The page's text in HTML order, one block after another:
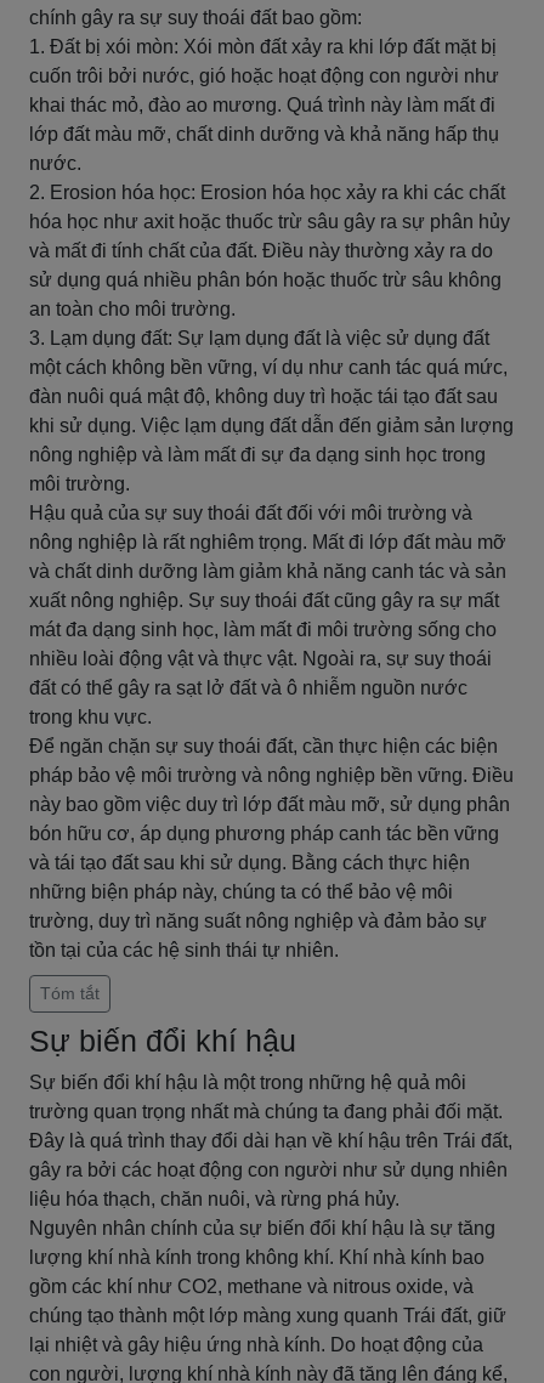
chính gây ra sự suy thoái đất bao gồm:
1. Đất bị xói mòn: Xói mòn đất xảy ra khi lớp đất mặt bị
cuốn trôi bởi nước, gió hoặc hoạt động con người như
khai thác mỏ, đào ao mương. Quá trình này làm mất đi
lớp đất màu mỡ, chất dinh dưỡng và khả năng hấp thụ
nước.
2. Erosion hóa học: Erosion hóa học xảy ra khi các chất
hóa học như axit hoặc thuốc trừ sâu gây ra sự phân hủy
và mất đi tính chất của đất. Điều này thường xảy ra do
sử dụng quá nhiều phân bón hoặc thuốc trừ sâu không
an toàn cho môi trường.
3. Lạm dụng đất: Sự lạm dụng đất là việc sử dụng đất
một cách không bền vững, ví dụ như canh tác quá mức,
đàn nuôi quá mật độ, không duy trì hoặc tái tạo đất sau
khi sử dụng. Việc lạm dụng đất dẫn đến giảm sản lượng
nông nghiệp và làm mất đi sự đa dạng sinh học trong
môi trường.
Hậu quả của sự suy thoái đất đối với môi trường và
nông nghiệp là rất nghiêm trọng. Mất đi lớp đất màu mỡ
và chất dinh dưỡng làm giảm khả năng canh tác và sản
xuất nông nghiệp. Sự suy thoái đất cũng gây ra sự mất
mát đa dạng sinh học, làm mất đi môi trường sống cho
nhiều loài động vật và thực vật. Ngoài ra, sự suy thoái
đất có thể gây ra sạt lở đất và ô nhiễm nguồn nước
trong khu vực.
Để ngăn chặn sự suy thoái đất, cần thực hiện các biện
pháp bảo vệ môi trường và nông nghiệp bền vững. Điều
này bao gồm việc duy trì lớp đất màu mỡ, sử dụng phân
bón hữu cơ, áp dụng phương pháp canh tác bền vững
và tái tạo đất sau khi sử dụng. Bằng cách thực hiện
những biện pháp này, chúng ta có thể bảo vệ môi
trường, duy trì năng suất nông nghiệp và đảm bảo sự
tồn tại của các hệ sinh thái tự nhiên.
Tóm tắt
Sự biến đổi khí hậu
Sự biến đổi khí hậu là một trong những hệ quả môi
trường quan trọng nhất mà chúng ta đang phải đối mặt.
Đây là quá trình thay đổi dài hạn về khí hậu trên Trái đất,
gây ra bởi các hoạt động con người như sử dụng nhiên
liệu hóa thạch, chăn nuôi, và rừng phá hủy.
Nguyên nhân chính của sự biến đổi khí hậu là sự tăng
lượng khí nhà kính trong không khí. Khí nhà kính bao
gồm các khí như CO2, methane và nitrous oxide, và
chúng tạo thành một lớp màng xung quanh Trái đất, giữ
lại nhiệt và gây hiệu ứng nhà kính. Do hoạt động của
con người, lượng khí nhà kính này đã tăng lên đáng kể,